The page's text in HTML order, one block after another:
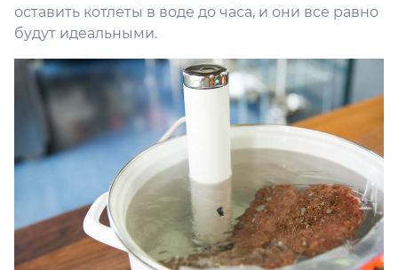
оставить котлеты в воде до часа, и они все равно
будут идеальными.